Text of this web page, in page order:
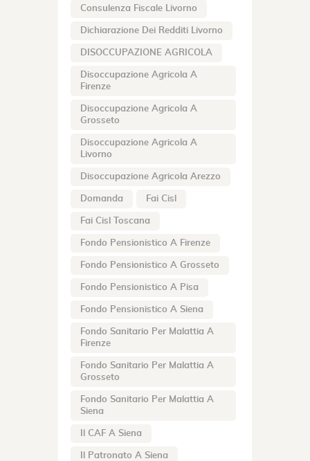
Consulenza Fiscale Livorno
Dichiarazione Dei Redditi Livorno
DISOCCUPAZIONE AGRICOLA
Disoccupazione Agricola A
Firenze
Disoccupazione Agricola A
Grosseto
Disoccupazione Agricola A
Livorno
Disoccupazione Agricola Arezzo
Domanda Fai Cisl
Fai Cisl Toscana
Fondo Pensionistico A Firenze
Fondo Pensionistico A Grosseto
Fondo Pensionistico A Pisa
Fondo Pensionistico A Siena
Fondo Sanitario Per Malattia A
Firenze
Fondo Sanitario Per Malattia A
Grosseto
Fondo Sanitario Per Malattia A
Siena
Il CAF A Siena
Il Patronato A Siena